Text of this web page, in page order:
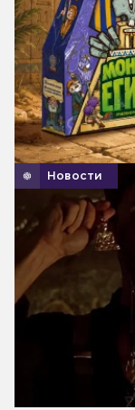
Новости